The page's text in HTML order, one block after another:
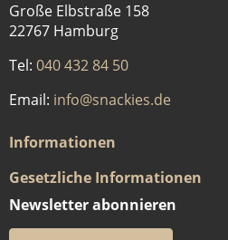
Große Elbstraße 158
22767 Hamburg
Tel: 040 432 84 50
Email: info@snackies.de
Informationen
Gesetzliche Informationen
Newsletter abonnieren